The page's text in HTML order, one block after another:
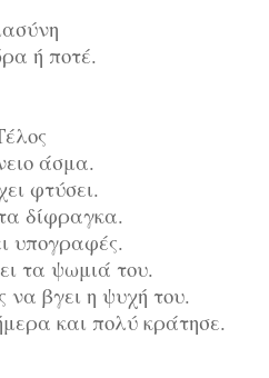
ή ποτέ.
άσμα.
φτύσει.
δίφραγκα.
υπογραφές.
τα ψωμιά του.
να βγει η ψυχή του.
και πολύ κράτησε.